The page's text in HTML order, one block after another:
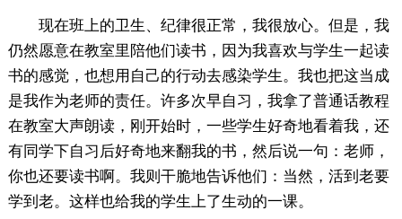
现在班上的卫生、纪律很正常，我很放心。但是，我
仍然愿意在教室里陪他们读书，因为我喜欢与学生一起读
书的感觉，也想用自己的行动去感染学生。我也把这当成
是我作为老师的责任。许多次早自习，我拿了普通话教程
在教室大声朗读，刚开始时，一些学生好奇地看着我，还
有同学下自习后好奇地来翻我的书，然后说一句：老师，
你也还要读书啊。我则干脆地告诉他们：当然，活到老要
学到老。这样也给我的学生上了生动的一课。